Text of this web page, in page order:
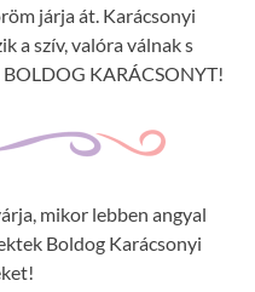
járja át. Karácsonyi
a szív, valóra válnak s
KARÁCSONYT!
mikor lebben angyal
Boldog Karácsonyi